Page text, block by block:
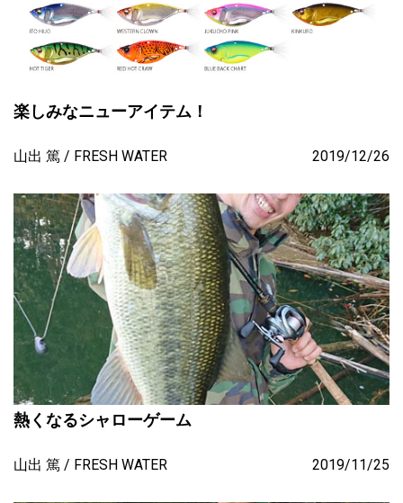
楽しみなニューアイテム！
山出 篤 FRESH WATER 2019/12/26
熱くなるシャローゲーム
山出 篤 FRESH WATER 2019/11/25